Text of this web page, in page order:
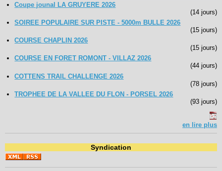
Coupe jounal LA GRUYERE 2026
(14 jours)
SOIREE POPULAIRE SUR PISTE - 5000m BULLE 2026
(15 jours)
COURSE CHAPLIN 2026
(15 jours)
COURSE EN FORET ROMONT - VILLAZ 2026
(44 jours)
COTTENS TRAIL CHALLENGE 2026
(78 jours)
TROPHEE DE LA VALLEE DU FLON - PORSEL 2026
(93 jours)
en lire plus
Syndication